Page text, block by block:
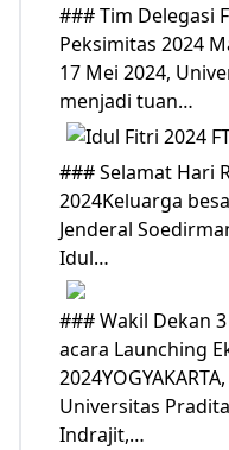
### Tim Delegasi
Peksimitas 2024
17 Mei 2024,
menjadi tuan…
### Selamat Hari
2024Keluarga
Jenderal
Idul…
### Wakil Dekan
acara Launching
Universitas
Indrajit,…